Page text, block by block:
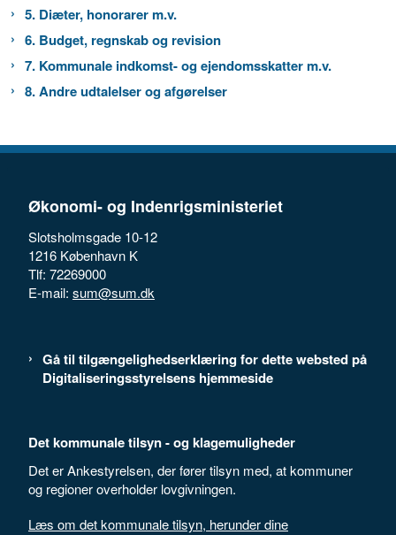
5. Diæter, honorarer m.v.
6. Budget, regnskab og revision
7. Kommunale indkomst- og ejendomsskatter m.v.
8. Andre udtalelser og afgørelser
Økonomi- og Indenrigsministeriet
Slotsholmsgade 10-12
1216 København K
Tlf: 72269000
E-mail: sum@sum.dk
Gå til tilgængelighedserklæring for dette websted på
Digitaliseringsstyrelsens hjemmeside
Det kommunale tilsyn - og klagemuligheder
Det er Ankestyrelsen, der fører tilsyn med, at kommuner
og regioner overholder lovgivningen.
Læs om det kommunale tilsyn, herunder dine